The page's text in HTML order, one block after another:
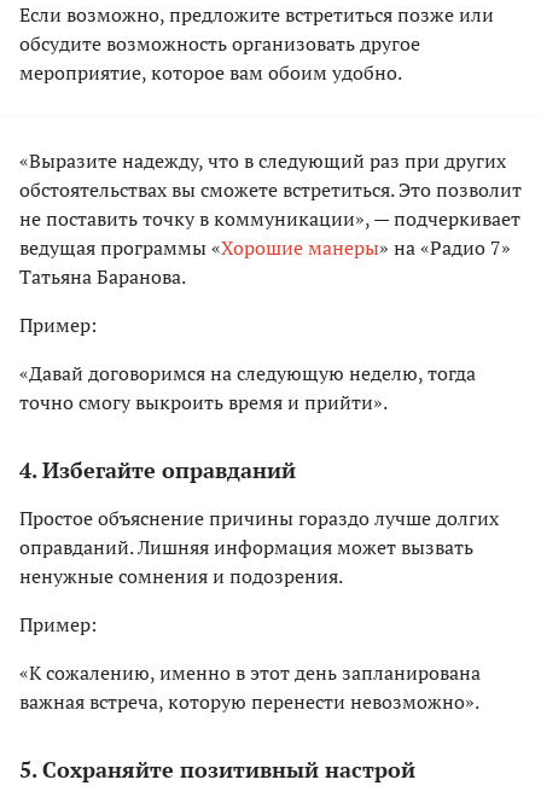
Если возможно, предложите встретиться позже или
обсудите возможность организовать другое
мероприятие, которое вам обоим удобно.
«Выразите надежду, что в следующий раз при других
обстоятельствах вы сможете встретиться. Это позволит
не поставить точку в коммуникации», — подчеркивает
ведущая программы «Хорошие манеры» на «Радио 7»
Татьяна Баранова.
Пример:
«Давай договоримся на следующую неделю, тогда
точно смогу выкроить время и прийти».
4. Избегайте оправданий
Простое объяснение причины гораздо лучше долгих
оправданий. Лишняя информация может вызвать
ненужные сомнения и подозрения.
Пример:
«К сожалению, именно в этот день запланирована
важная встреча, которую перенести невозможно».
5. Сохраняйте позитивный настрой